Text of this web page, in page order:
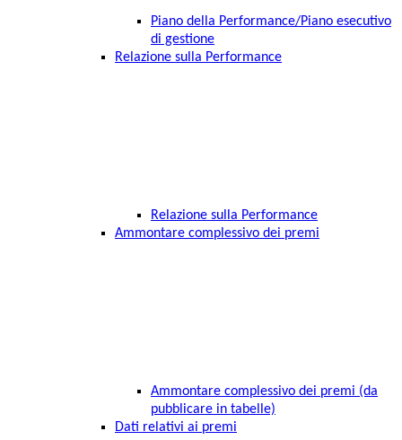
Piano della Performance/Piano esecutivo
di gestione
Relazione sulla Performance
Relazione sulla Performance
Ammontare complessivo dei premi
Ammontare complessivo dei premi (da
pubblicare in tabelle)
Dati relativi ai premi